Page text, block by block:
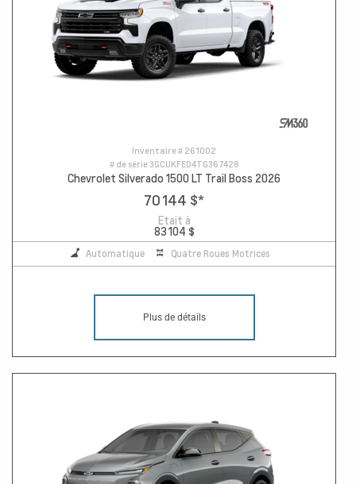
Inventaire # 261002
# de série3GCUKFED4TG367428
Chevrolet Silverado 1500 LT Trail Boss 2026
70 144 $*
Etait à
83 104 $
Automatique Quatre Roues Motrices
Plus de détails